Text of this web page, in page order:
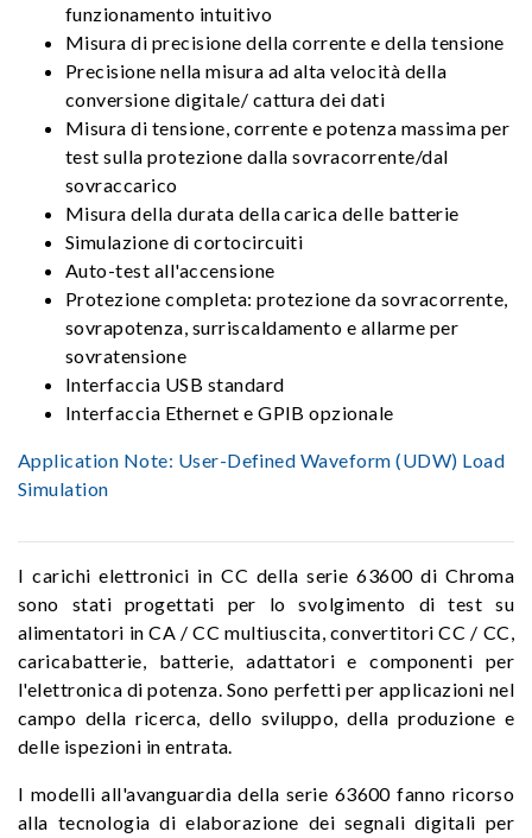
funzionamento intuitivo
Misura di precisione della corrente e della tensione
Precisione nella misura ad alta velocità della
conversione digitale/ cattura dei dati
Misura di tensione, corrente e potenza massima per
test sulla protezione dalla sovracorrente/dal
sovraccarico
Misura della durata della carica delle batterie
Simulazione di cortocircuiti
Auto-test all'accensione
Protezione completa: protezione da sovracorrente,
sovrapotenza, surriscaldamento e allarme per
sovratensione
Interfaccia USB standard
Interfaccia Ethernet e GPIB opzionale
Application Note: User-Defined Waveform (UDW) Load
Simulation
I carichi elettronici in CC della serie 63600 di Chroma
sono stati progettati per lo svolgimento di test su
alimentatori in CA / CC multiuscita, convertitori CC / CC,
caricabatterie, batterie, adattatori e componenti per
l'elettronica di potenza. Sono perfetti per applicazioni nel
campo della ricerca, dello sviluppo, della produzione e
delle ispezioni in entrata.
I modelli all'avanguardia della serie 63600 fanno ricorso
alla tecnologia di elaborazione dei segnali digitali per